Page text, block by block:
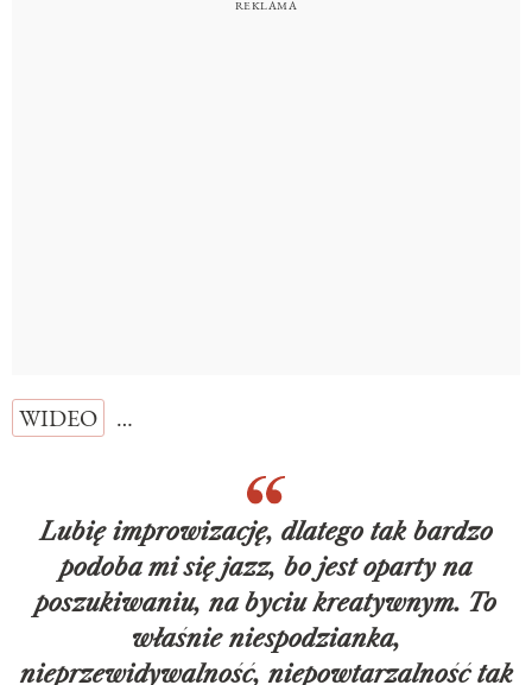
WIDEO …
Lubię improwizację, dlatego tak bardzo
podoba mi się jazz, bo jest oparty na
poszukiwaniu, na byciu kreatywnym. To
właśnie niespodzianka,
nieprzewidywalność, niepowtarzalność tak